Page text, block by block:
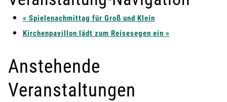
« Spielenachmittag für Groß und Klein
Kirchenpavillon lädt zum Reisesegen ein »
Anstehende
Veranstaltungen